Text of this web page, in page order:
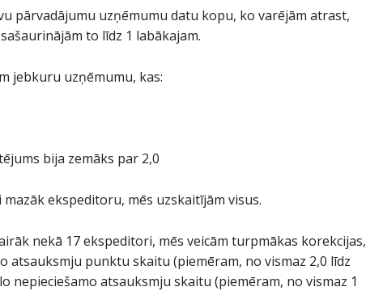
pārvadājumu uzņēmumu datu kopu, ko varējām atrast,
to līdz 1 labākajam.
jebkuru uzņēmumu, kas:
bija zemāks par 2,0
ekspeditoru, mēs uzskaitījām visus.
nekā 17 ekspeditori, mēs veicām turpmākas korekcijas,
atsauksmju punktu skaitu (piemēram, no vismaz 2,0 līdz
nepieciešamo atsauksmju skaitu (piemēram, no vismaz 1